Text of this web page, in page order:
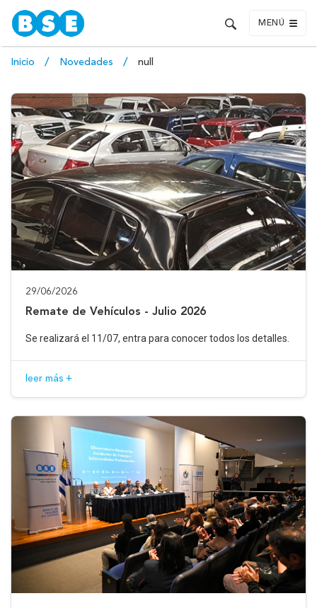
MENÚ
Inicio Novedades null
29/06/2026
Remate de Vehículos - Julio 2026
Se realizará el 11/07, entra para conocer todos los detalles.
leer más +